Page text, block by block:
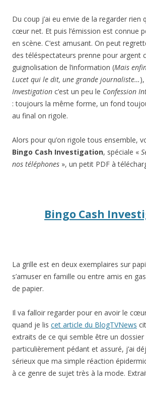
Du coup j’ai eu envie de la regarder rien
cœur net. Et puis l’émission est connue
en scène. C’est amusant. On peut
des téléspectateurs prenne pour argent
guignolisation de l’information (Mais
Lucet qui le dit, une grande journaliste…
Investigation c’est un peu le Confession
: toujours la même forme, un fond
au final on rigole.
Alors pour qu’on rigole tous ensemble,
Bingo Cash Investigation, spéciale «
nos téléphones », un petit PDF à
Bingo Cash
La grille est en deux exemplaires sur
s’amuser en famille ou entre amis en
de papier.
Il va falloir regarder pour en avoir le
quand je lis cet article du BlogTVNews
extraits de ce qui semble être un
particulièrement pédant et assuré, j’ai
sérieux que ma simple réaction
à ce genre de sujet très à la mode.